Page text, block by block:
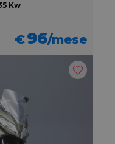
Kw
€96/mese